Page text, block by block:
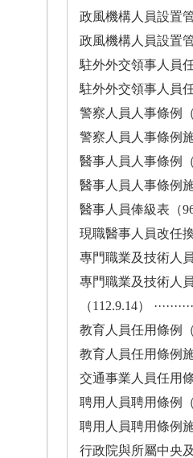
政風機構人員設置管理
政風機構人員設置管
駐外外交領事人員任用
駐外外交領事人員任
警察人員人事條例（
警察人員人事條例施行
醫事人員人事條例（
醫事人員人事條例施行
醫事人員俸級表（96.4.13
現職醫事人員改任換敘
專門職業及技術人員
專門職業及技術人
（112.9.14）
教育人員任用條例（
教育人員任用條例施行
交通事業人員任用條例（
聘用人員聘用條例（
聘用人員聘用條例施行
行政院與所屬中央